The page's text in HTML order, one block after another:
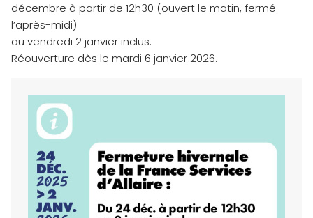
décembre à partir de 12h30 (ouvert le matin, fermé
l’après-midi)
au vendredi 2 janvier inclus.
Réouverture dès le mardi 6 janvier 2026.